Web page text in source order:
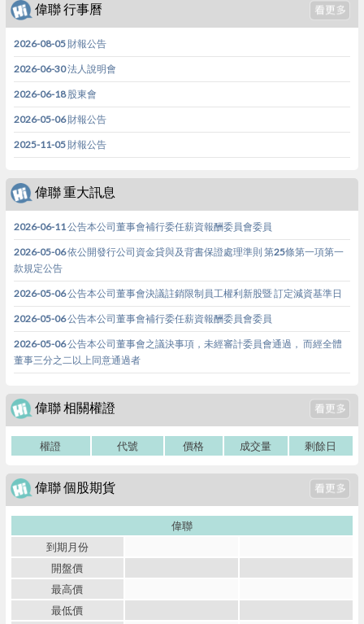
偉聯 行事曆
2026-08-05 財報公告
2026-06-30 法人說明會
2026-06-18 股東會
2026-05-06 財報公告
2025-11-05 財報公告
偉聯 重大訊息
2026-06-11 公告本公司董事會補行委任薪資報酬委員會委員
2026-05-06 依公開發行公司資金貸與及背書保證處理準則 第25條第一項第一
款規定公告
2026-05-06 公告本公司董事會決議註銷限制員工權利新股暨 訂定減資基準日
2026-05-06 公告本公司董事會補行委任薪資報酬委員會委員
2026-05-06 公告本公司董事會之議決事項，未經審計委員會通過， 而經全體
董事三分之二以上同意通過者
偉聯 相關權證
權證 代號 價格 成交量 剩餘日
偉聯 個股期貨
偉聯
到期月份
開盤價
最高價
最低價